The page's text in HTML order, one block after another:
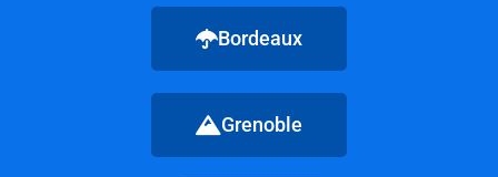
Bordeaux
Grenoble